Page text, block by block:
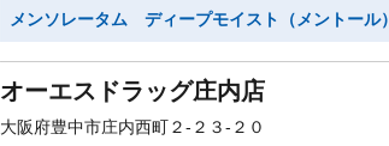
メンソレータム ディープモイスト（メントール）
オーエスドラッグ庄内店
大阪府豊中市庄内西町２-２３-２０